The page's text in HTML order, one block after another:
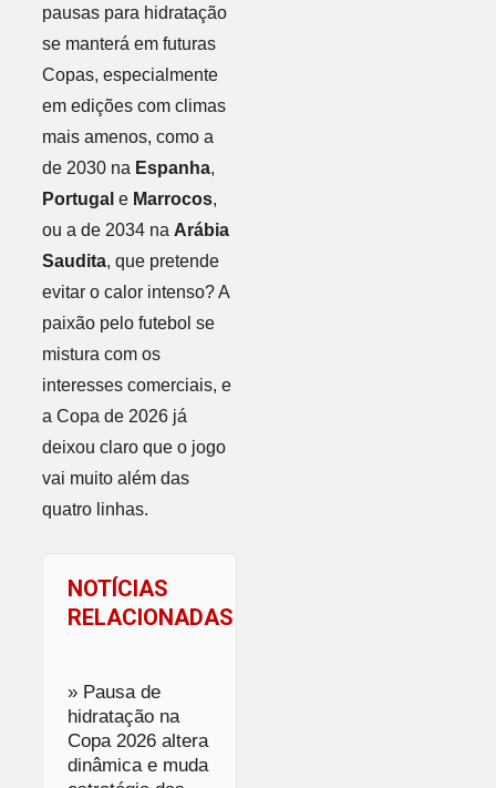
pausas para hidratação
se manterá em futuras
Copas, especialmente
em edições com climas
mais amenos, como a
de 2030 na Espanha,
Portugal e Marrocos,
ou a de 2034 na Arábia
Saudita, que pretende
evitar o calor intenso? A
paixão pelo futebol se
mistura com os
interesses comerciais, e
a Copa de 2026 já
deixou claro que o jogo
vai muito além das
quatro linhas.
NOTÍCIAS
RELACIONADAS
» Pausa de
hidratação na
Copa 2026 altera
dinâmica e muda